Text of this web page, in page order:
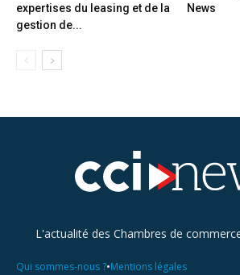
expertises du leasing et de la
gestion de...
News
L'actualité des Chambres de
Qui sommes-nous ?•Mentions légales